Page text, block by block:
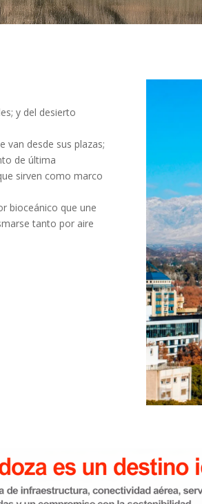
y del desierto
van desde sus plazas;
de última
sirven como marco
bioceánico que une
tanto por aire